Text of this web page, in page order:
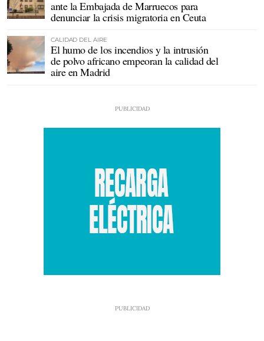
ante la Embajada de Marruecos para
denunciar la crisis migratoria en Ceuta
CALIDAD DEL AIRE
El humo de los incendios y la intrusión
de polvo africano empeoran la calidad del
aire en Madrid